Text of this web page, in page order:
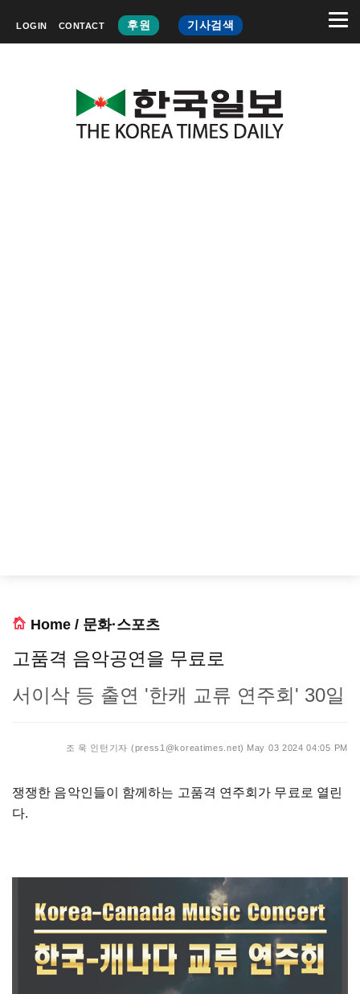
LOGIN CONTACT 후원 기사검색
Home / 문화·스포츠
고품격 음악공연을 무료로
서이삭 등 출연 '한캐 교류 연주회' 30일
조 욱 인턴기자 (press1@koreatimes.net) May 03 2024 04:05 PM
쟁쟁한 음악인들이 함께하는 고품격 연주회가 무료로 열린
다.